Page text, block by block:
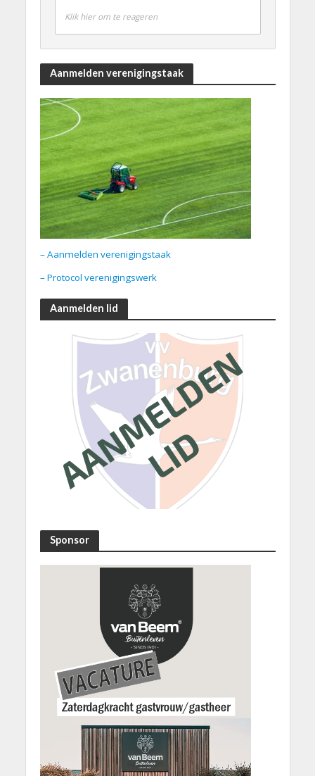
Klik hier om te reageren
Aanmelden verenigingstaak
– Aanmelden verenigingstaak
– Protocol verenigingswerk
Aanmelden lid
Sponsor